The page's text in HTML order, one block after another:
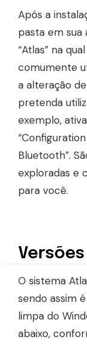
Após a
pasta em
“Atlas” na
comumente
a alteração
pretenda
exemplo,
Bluetooth”.
exploradas e
para você.
O sistema
sendo assim
limpa do
abaixo,